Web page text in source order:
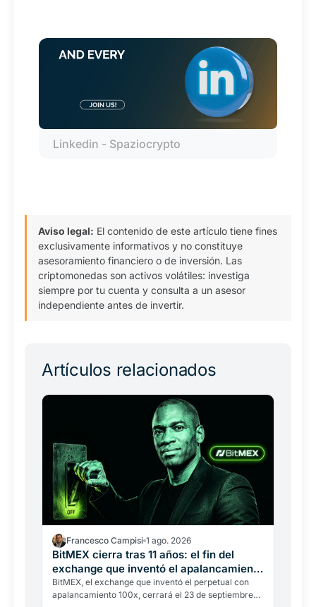
Linkedin - Spaziocrypto
Aviso legal: El contenido de este artículo tiene fines
exclusivamente informativos y no constituye
asesoramiento financiero o de inversión. Las
criptomonedas son activos volátiles: investiga
siempre por tu cuenta y consulta a un asesor
independiente antes de invertir.
Artículos relacionados
Francesco Campisi 1 ago. 2026
BitMEX cierra tras 11 años: el fin del
exchange que inventó el apalancamiento
100x
BitMEX, el exchange que inventó el perpetual con
apalancamiento 100x, cerrará el 23 de septiembre